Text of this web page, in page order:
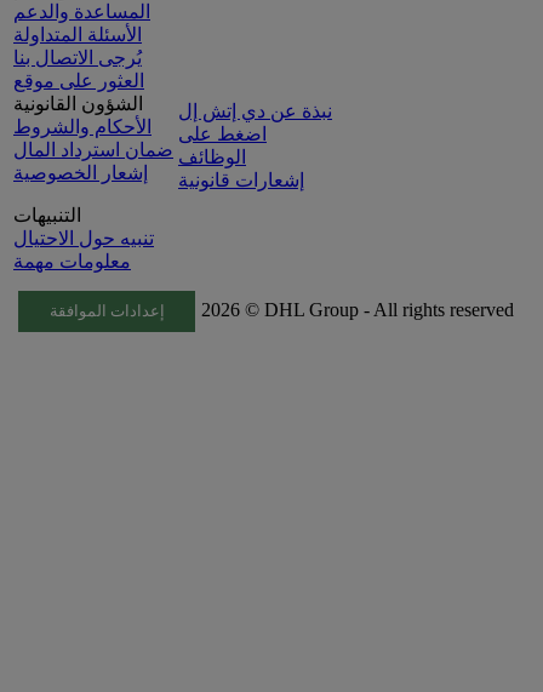
المساعدة والدعم
الأسئلة المتداولة
يُرجى الاتصال بنا
العثور على موقع
الشؤون القانونية
الأحكام والشروط
ضمان استرداد المال
إشعار الخصوصية
التنبيهات
تنبيه حول الاحتيال
معلومات مهمة
نبذة عن دي إتش إل
اضغط على
الوظائف
إشعارات قانونية
إعدادات الموافقة 2026 © DHL Group - All rights reserved